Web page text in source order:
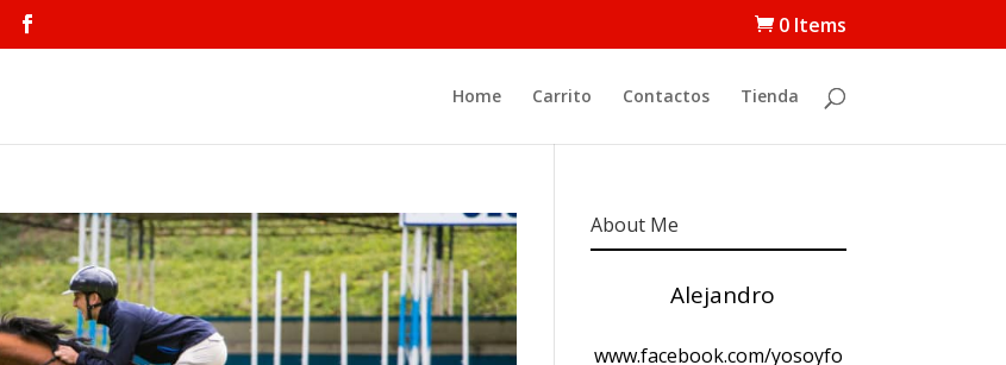
0 Items
Home Carrito Contactos Tienda
About Me
Alejandro
www.facebook.com/yosoyfo